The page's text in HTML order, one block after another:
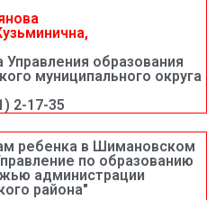
Управления образования
муниципального округа
2-17-35
ребенка в Шимановском
по образованию
администрации
района"